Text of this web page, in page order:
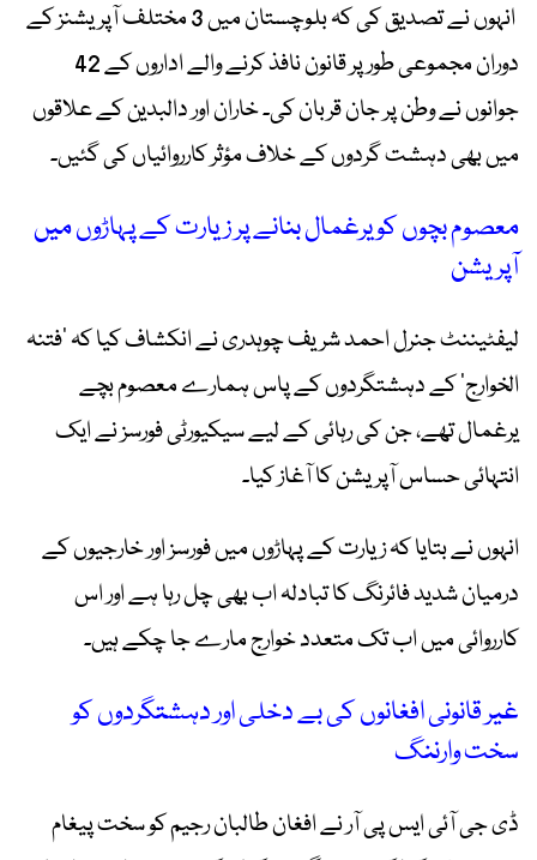
انہوں نے تصدیق کی کہ بلوچستان میں 3 مختلف آپریشنز کے
دوران مجموعی طور پر قانون نافذ کرنے والے اداروں کے 42
جوانوں نے وطن پر جان قربان کی۔ خاران اور دالبدین کے علاقوں
میں بھی دہشت گردوں کے خلاف مؤثر کارروائیاں کی گئیں۔
معصوم بچوں کو یرغمال بنانے پر زیارت کے پہاڑوں میں
آپریشن
لیفٹیننٹ جنرل احمد شریف چوہدری نے انکشاف کیا کہ ’فتنہ
الخوارج‘ کے دہشتگردوں کے پاس ہمارے معصوم بچے
یرغمال تھے، جن کی رہائی کے لیے سیکیورٹی فورسز نے ایک
انتہائی حساس آپریشن کا آغاز کیا۔
انہوں نے بتایا کہ زیارت کے پہاڑوں میں فورسز اور خارجیوں کے
درمیان شدید فائرنگ کا تبادلہ اب بھی چل رہا ہے اور اس
کارروائی میں اب تک متعدد خوارج مارے جا چکے ہیں۔
غیر قانونی افغانوں کی بے دخلی اور دہشتگردوں کو
سخت وارننگ
ڈی جی آئی ایس پی آر نے افغان طالبان رجیم کو سخت پیغام